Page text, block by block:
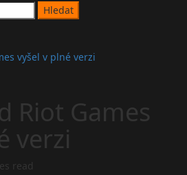
vyšel v plné verzi
Riot Games
verzi
read